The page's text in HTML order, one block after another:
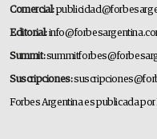
Comercial:
Editorial:
Summit:
Suscripciones:
Forbes Argentina es publicada por